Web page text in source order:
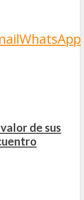
WhatsApp
de sus